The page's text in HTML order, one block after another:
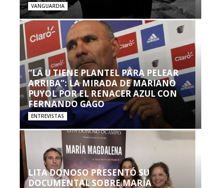
VANGUARDIA
“LA U TIENE PLANTEL PARA PELEAR
ARRIBA”: LA MIRADA DE MARIANO
PUYOL POR EL RENACER AZUL CON
FERNANDO GAGO
ENTREVISTAS
LITA DONOSO PRESENTÓ SU
DOCUMENTAL SOBRE MARÍA